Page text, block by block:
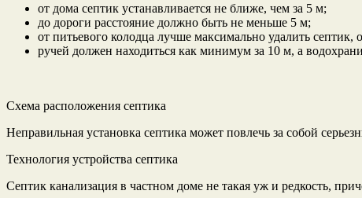
от дома септик устанавливается не ближе, чем за 5 м;
до дороги расстояние должно быть не меньше 5 м;
от питьевого колодца лучше максимально удалить септик,
ручей должен находиться как минимум за 10 м, а
Схема расположения септика
Неправильная установка септика может повлечь за собой
Технология устройства септика
Септик канализация в частном доме не такая уж и редкость,